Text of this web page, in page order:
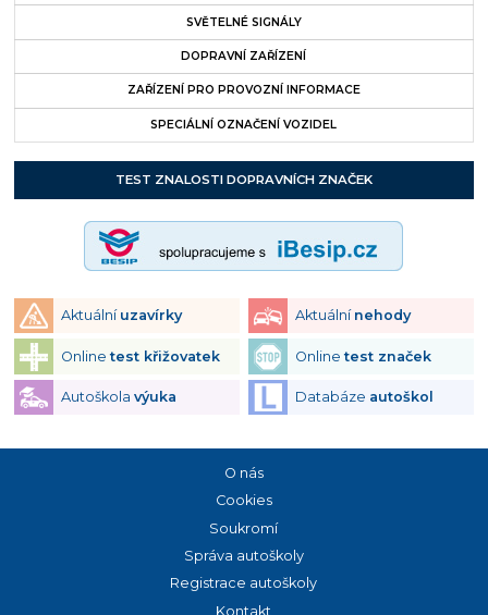
SVĚTELNÉ SIGNÁLY
DOPRAVNÍ ZAŘÍZENÍ
ZAŘÍZENÍ PRO PROVOZNÍ INFORMACE
SPECIÁLNÍ OZNAČENÍ VOZIDEL
TEST ZNALOSTI DOPRAVNÍCH ZNAČEK
Aktuální uzavírky Aktuální nehody
Onlinetest křižovatek Onlinetest značek
Autoškola výuka Databáze autoškol
O nás
Cookies
Soukromí
Správa autoškoly
Registrace autoškoly
Kontakt